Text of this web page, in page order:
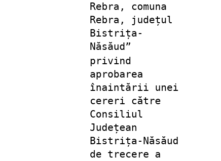
Rebra, comuna
Rebra, județul
Bistrița-
Năsăud”
privind
aprobarea
înaintării unei
cereri către
Consiliul
Județean
Bistrița-Năsăud
de trecere a